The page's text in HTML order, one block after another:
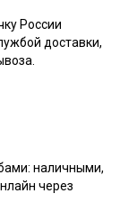
России
доставки,
наличными,
через